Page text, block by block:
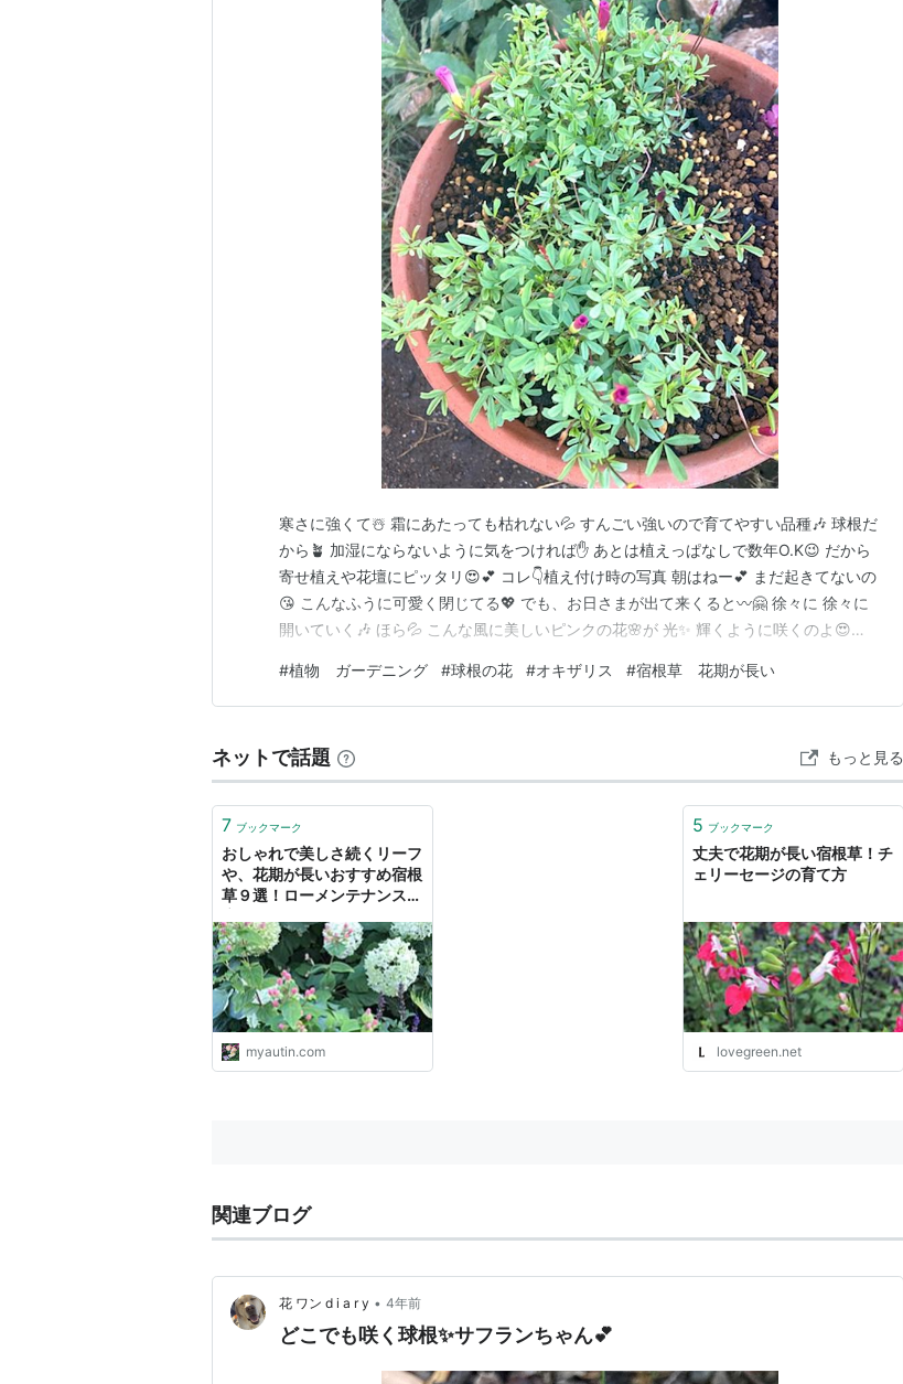
寒さに強くて☃️ 霜にあたっても枯れない💦 すんごい強いので育てやすい品種🎶 球根だ
から🪴 加湿にならないように気をつければ✋ あとは植えっぱなしで数年O.K😉 だから
寄せ植えや花壇にピッタリ😍💕 コレ👇植え付け時の写真 朝はねー💕 まだ起きてないの
😘 こんなふうに可愛く閉じてる💖 でも、お日さまが出て来くると〰︎🤗 徐々に 徐々に
開いていく🎶 ほら💦 こんな風に美しいピンクの花🌸が 光✨ 輝くように咲くのよ😍
ー🥹🥹 葉が見えなくなるほど🌿 株いっぱいに咲く予定なの😅 夕方になるとお休みモー
ドに入り 夜は花が完…
#植物 ガーデニング #球根の花 #オキザリス #宿根草 花期が長い
ネットで話題 もっと見る
7 ブックマーク
おしゃれで美しさ続くリーフ
や、花期が長いおすすめ宿根
草９選！ローメンテナンスな
庭
myautin.com
5 ブックマーク
丈夫で花期が長い宿根草！チ
ェリーセージの育て方
lovegreen.net
関連ブログ
花 ワン d i a r y • 4年前
どこでも咲く球根✨サフランちゃん💕